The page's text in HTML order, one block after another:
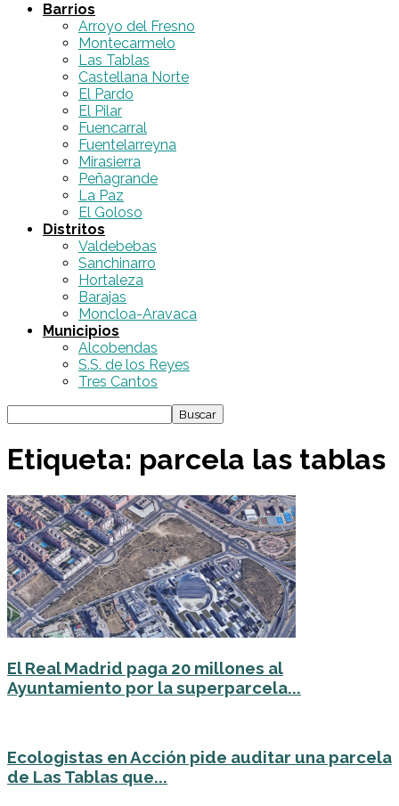
Barrios
Arroyo del Fresno
Montecarmelo
Las Tablas
Castellana Norte
El Pardo
El Pilar
Fuencarral
Fuentelarreyna
Mirasierra
Peñagrande
La Paz
El Goloso
Distritos
Valdebebas
Sanchinarro
Hortaleza
Barajas
Moncloa-Aravaca
Municipios
Alcobendas
S.S. de los Reyes
Tres Cantos
Etiqueta: parcela las tablas
El Real Madrid paga 20 millones al
Ayuntamiento por la superparcela...
Ecologistas en Acción pide auditar una parcela
de Las Tablas que...